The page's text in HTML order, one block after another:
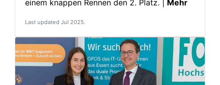
einem knappen Rennen den 2. Platz. | Mehr
Last updated Jul 2025.